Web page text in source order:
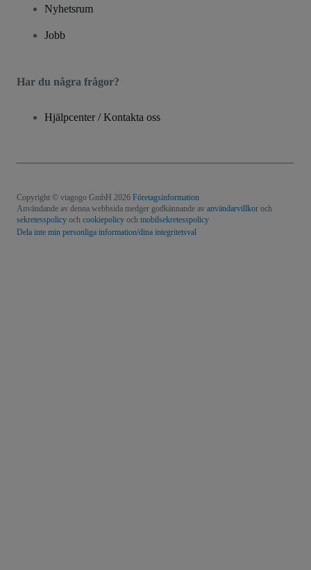
Nyhetsrum
Jobb
Har du några frågor?
Hjälpcenter / Kontakta oss
Copyright © viagogo GmbH 2026 Företagsinformation
Användande av denna webbsida medger godkännande av användarvillkor och
sekretesspolicy och cookiepolicy och mobilsekretesspolicy
Dela inte min personliga information/dina integritetsval